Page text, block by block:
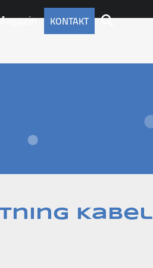
KONTAKT
Kabel